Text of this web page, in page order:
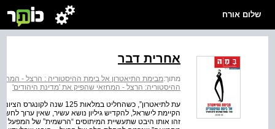
שלום אורח
אחרית דבר
מתוך:מבימת התיאטרון אל בימת ההיסטוריה : הרצל -
ההיסטוריה: הרצל - המחזאי שהפיק את 'מדינת היהודים'
הקיימת לישראל, להקדיש גיליון נושא עשיר, שאין ערוך
זהו אותו היבט שתעשיית המיתוסים “הרשמית” של